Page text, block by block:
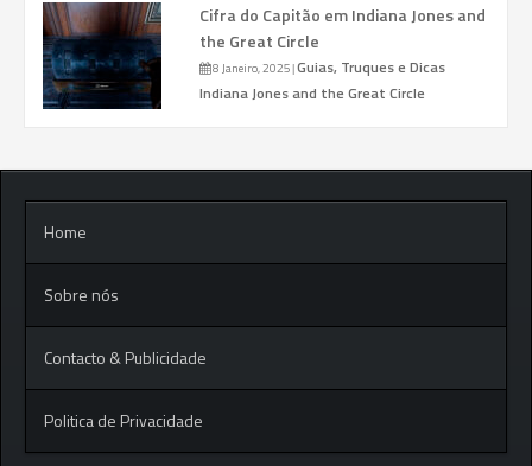
Cifra do Capitão em Indiana Jones and
the Great Circle
8 Janeiro, 2025|Guias, Truques e Dicas
Indiana Jones and the Great Circle
Home
Sobre nós
Contacto & Publicidade
Politica de Privacidade